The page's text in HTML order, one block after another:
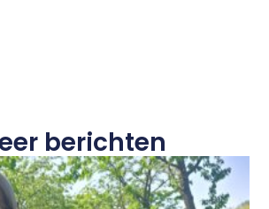
berichten